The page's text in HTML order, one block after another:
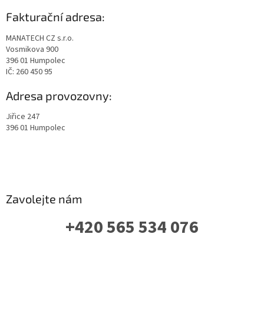
Fakturační adresa:
MANATECH CZ s.r.o.
Vosmikova 900
396 01 Humpolec
IČ: 260 450 95
Adresa provozovny:
Jiřice 247
396 01 Humpolec
Zavolejte nám
+420 565 534 076